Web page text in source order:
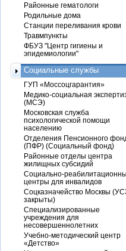
Районные гематологи
Родильные дома
Станции переливания крови
Травмпункты
ФБУЗ "Центр гигиены и
эпидемиологии"
Социальные службы
ГУП «Моссоцгарантия»
Медико-социальная
(МСЭ)
Московская служба
психологической помощи
населению
Отделения Пенсионного
(ПФР) (Социальный фонд)
Районные отделы центра
жилищных субсидий
Социально-
центры для инвалидов
Соцказначейство Москвы
закрыты)
Специализированные
учреждения для
несовершеннолетних
Учебно-методический центр
«Детство»